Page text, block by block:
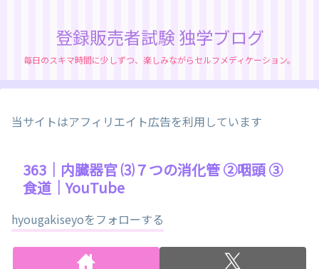
登録販売者試験 独学ブログ
毎日のスキマ時間に少しずつ、楽しみながらセルフメディケーション。
当サイトはアフィリエイト広告を利用しています
363｜内臓器官 ⑶７つの消化管 ②咽頭 ③
食道｜YouTube
hyougakiseyoをフォローする